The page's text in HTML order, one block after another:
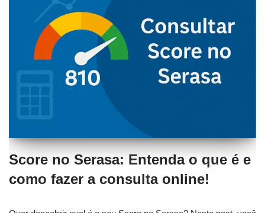
Score no Serasa: Entenda o que é e
como fazer a consulta online!